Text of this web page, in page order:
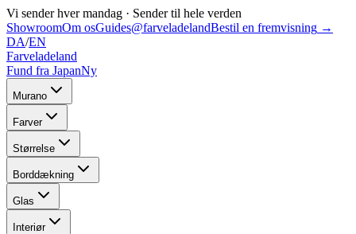
Vi sender hver mandag · Sender til hele verden
ShowroomOm osGuides@farveladelandBestil en fremvisning →
DA/EN
Farveladeland
Fund fra JapanNy
Murano
Farver
Størrelse
Borddækning
Glas
Interiør